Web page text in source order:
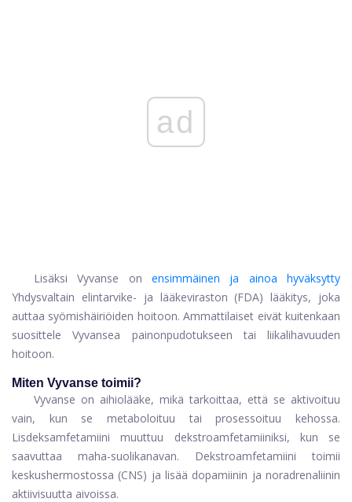
ad
Lisäksi Vyvanse on
ensimmäinen ja ainoa hyväksytty
Yhdysvaltain elintarvike- ja lääkeviraston (FDA) lääkitys, joka
auttaa syömishäiriöiden hoitoon. Ammattilaiset eivät kuitenkaan
suosittele Vyvansea painonpudotukseen tai liikalihavuuden
hoitoon.
Miten Vyvanse toimii?
Vyvanse on aihiolääke, mikä tarkoittaa, että se aktivoituu
vain, kun se metaboloituu tai prosessoituu kehossa.
Lisdeksamfetamiini muuttuu dekstroamfetamiiniksi, kun se
saavuttaa maha-suolikanavan. Dekstroamfetamiini toimii
keskushermostossa (CNS) ja lisää dopamiinin ja noradrenaliinin
aktiivisuutta aivoissa.